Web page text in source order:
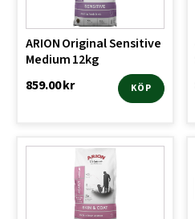
ARION Original Sensitive
Medium 12kg
859.00kr KÖP